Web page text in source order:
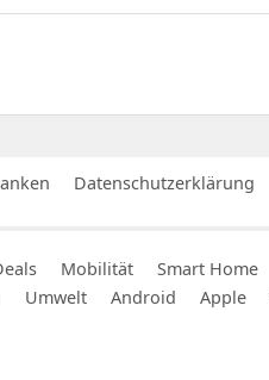
Datenschutzerklärung
Mobilität Smart Home
Umwelt Android Apple